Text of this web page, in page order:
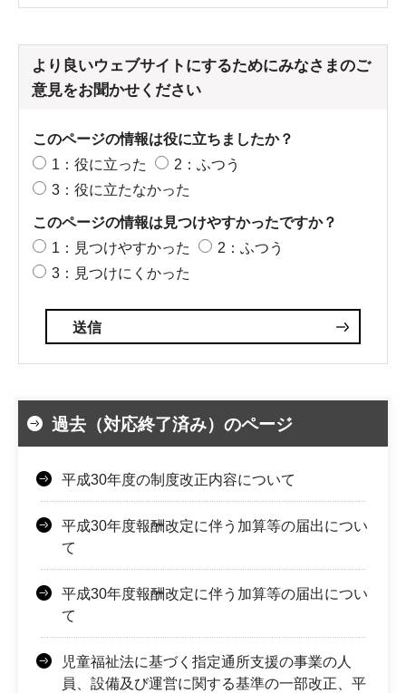
より良いウェブサイトにするためにみなさまのご
意見をお聞かせください
このページの情報は役に立ちましたか？
1：役に立った
2：ふつう
3：役に立たなかった
このページの情報は見つけやすかったですか？
1：見つけやすかった
2：ふつう
3：見つけにくかった
過去（対応終了済み）のページ
平成30年度の制度改正内容について
平成30年度報酬改定に伴う加算等の届出につい
て
平成30年度報酬改定に伴う加算等の届出につい
て
児童福祉法に基づく指定通所支援の事業の人
員、設備及び運営に関する基準の一部改正、平